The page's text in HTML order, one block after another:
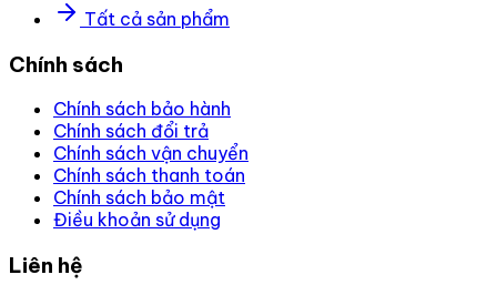
Tất cả sản phẩm
Chính sách
Chính sách bảo hành
Chính sách đổi trả
Chính sách vận chuyển
Chính sách thanh toán
Chính sách bảo mật
Điều khoản sử dụng
Liên hệ